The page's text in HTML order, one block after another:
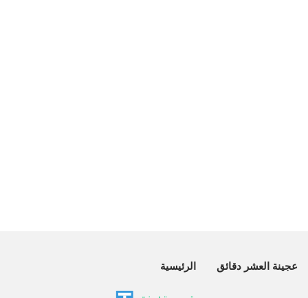
عجينة العشر دقائق الرئيسية